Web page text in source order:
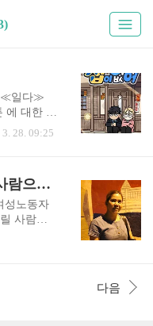
≪일다≫
에 대한 스
은 뭘까
행한 가
프 톨스
곳, 씻을
다. 그런
집은 다
나하나
28. 09:25
“한국은 돈만 중시하고, 우릴 사람으로 보지 않아”
성노동자
사람으
은 지식으
대한 저
은 예전에
다음